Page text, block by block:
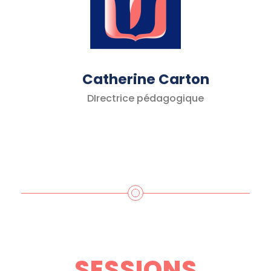
Catherine Carton
DIrectrice pédagogique